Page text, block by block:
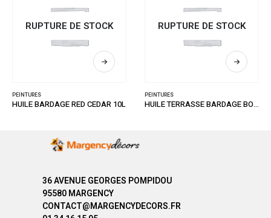
RUPTURE DE STOCK
PEINTURES
HUILE BARDAGE RED CEDAR 10L
RUPTURE DE STOCK
PEINTURES
HUILE TERRASSE BARDAGE BOIS NATUREL 10L
36 AVENUE GEORGES POMPIDOU
95580 MARGENCY
CONTACT@MARGENCYDECORS.FR